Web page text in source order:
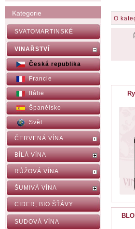
O
Kategorie
SVATOMARTINSKÉ
VINAŘSTVÍ
Česká republika
Francie
Itálie
Španělsko
Svět
ČERVENÁ VÍNA
BÍLÁ VÍNA
RŮŽOVÁ VÍNA
ŠUMIVÁ VÍNA
CIDER, BIO ŠŤÁVY
SUDOVÁ VÍNA